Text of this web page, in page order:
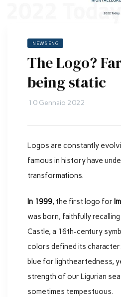
NEWS ENG
The Logo?
being static
10 Gennaio 2022
Logos are constantly
famous in history have
transformations.
In 1999, the first logo for
was born, faithfully
Castle, a 16th-century
colors defined its
blue for lightheartedness,
strength of our Ligurian
sometimes tempestuous.